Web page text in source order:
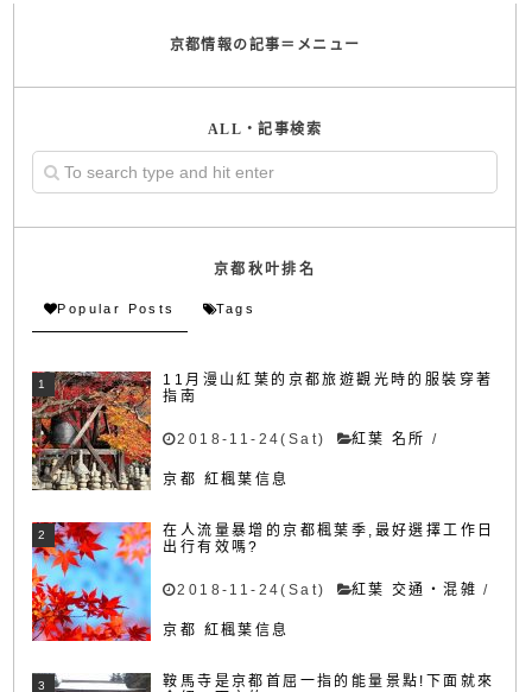
京都情報の記事＝メニュー
ALL・記事検索
京都秋叶排名
Popular Posts Tags
11月漫山紅葉的京都旅遊觀光時的服裝穿著
指南
2018-11-24(Sat) 紅葉 名所 /
京都 紅楓葉信息
在人流量暴增的京都楓葉季,最好選擇工作日
出行有效嗎?
2018-11-24(Sat) 紅葉 交通・混雑 /
京都 紅楓葉信息
鞍馬寺是京都首屈一指的能量景點!下面就來